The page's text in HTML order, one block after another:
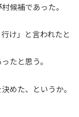
候補であった。
け」と言われたと
たと思う。
めた、というか。